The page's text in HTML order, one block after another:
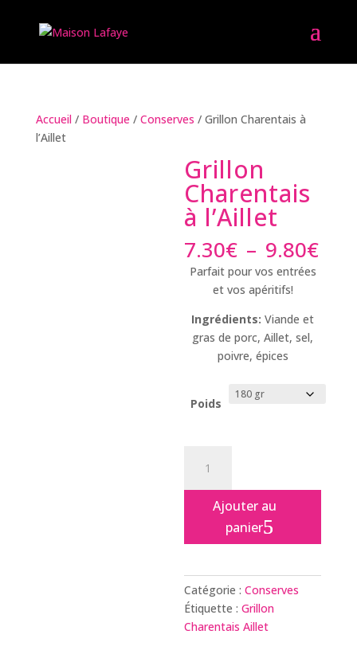
Accueil/ Boutique / Conserves / Grillon Charentais à
l’Aillet
Grillon
Charentais
à l’Aillet
7.30€ – 9.80€
Parfait pour vos entrées
et vos apéritifs!
Ingrédients: Viande et
gras de porc, Aillet, sel,
poivre, épices
Poids
Grillon
Charentais
l'Aillet
Ajouter au
panier
Catégorie :Conserves
Étiquette :Grillon
Charentais Aillet